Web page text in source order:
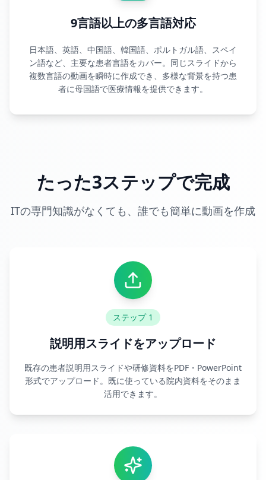
9言語以上の多言語対応
日本語、英語、中国語、韓国語、ポルトガル語、スペイ
ン語など、主要な患者言語をカバー。同じスライドから
複数言語の動画を瞬時に作成でき、多様な背景を持つ患
者に母国語で医療情報を提供できます。
たった3ステップで完成
ITの専門知識がなくても、誰でも簡単に動画を作成
ステップ 1
説明用スライドをアップロード
既存の患者説明用スライドや研修資料をPDF・PowerPoint
形式でアップロード。既に使っている院内資料をそのまま
活用できます。